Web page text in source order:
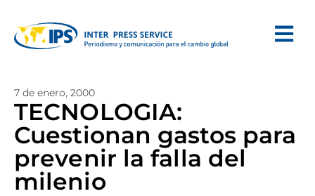
7 de enero, 2000
TECNOLOGIA:
Cuestionan gastos para
prevenir la falla del
milenio